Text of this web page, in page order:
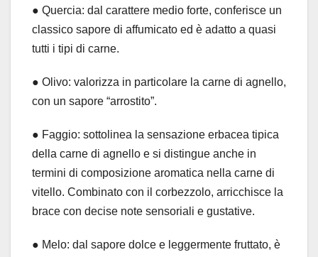
● Quercia: dal carattere medio forte, conferisce un
classico sapore di affumicato ed è adatto a quasi
tutti i tipi di carne.
● Olivo: valorizza in particolare la carne di agnello,
con un sapore “arrostito”.
● Faggio: sottolinea la sensazione erbacea tipica
della carne di agnello e si distingue anche in
termini di composizione aromatica nella carne di
vitello. Combinato con il corbezzolo, arricchisce la
brace con decise note sensoriali e gustative.
● Melo: dal sapore dolce e leggermente fruttato, è